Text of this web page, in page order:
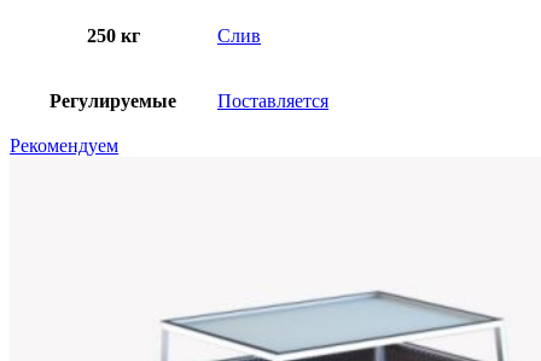
250 кг Слив
Регулируемые Поставляется
Рекомендуем